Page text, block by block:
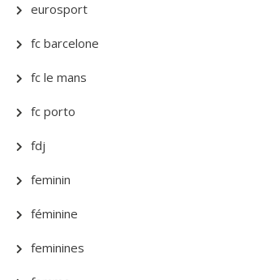
eurosport
fc barcelone
fc le mans
fc porto
fdj
feminin
féminine
feminines